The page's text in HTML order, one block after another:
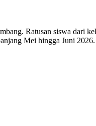
Ratusan siswa dari
Mei hingga Juni